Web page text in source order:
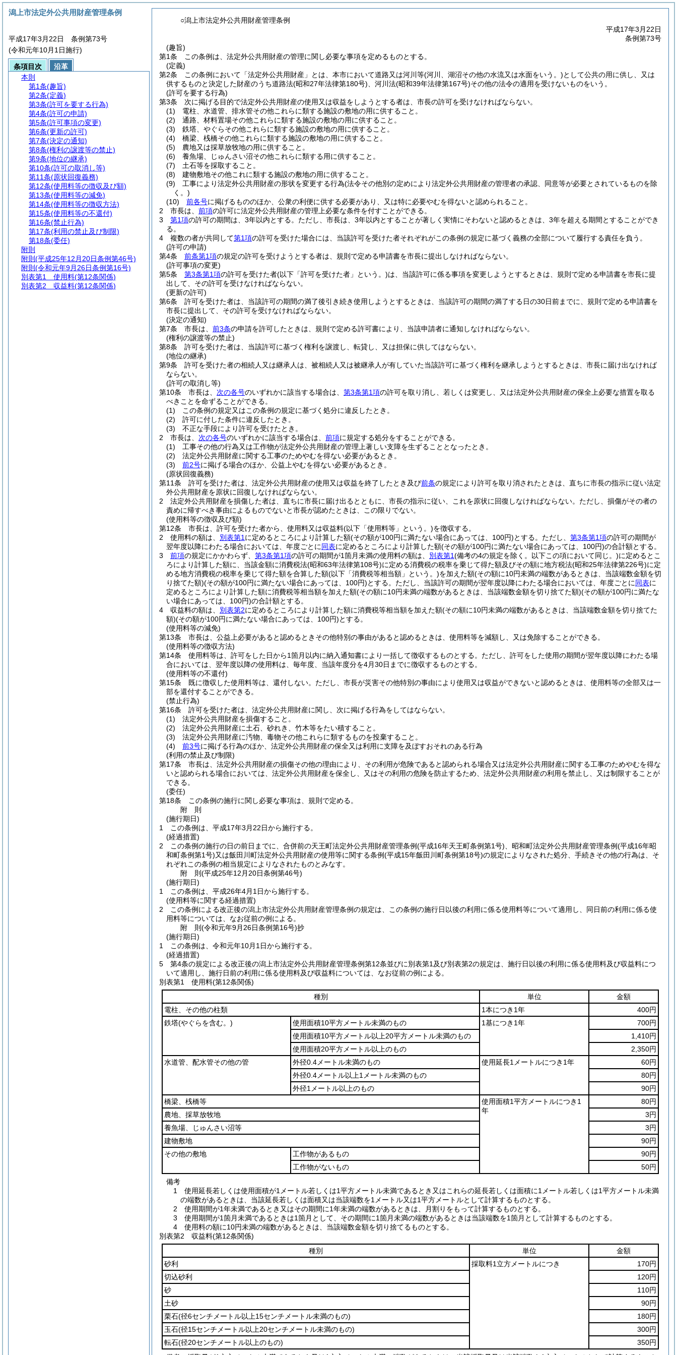
○潟上市法定外公共用財産管理条例
平成17年3月22日
条例第73号
(趣旨)
第1条
この条例は、法定外公共用財産の管理に関し必要な事項を定めるものとする。
(定義)
第2条
この条例において「法定外公共用財産」とは、本市において道路又は河川等(河川、湖沼その他の水流又は水面をいう。)として公共の用に供し、又は
供するものと決定した財産のうち道路法(昭和27年法律第180号) 、河川法(昭和39年法律第167号)その他の法令の適用を受けないものをいう。
(許可を要する行為)
第3条
次に掲げる目的で法定外公共用財産の使用又は収益をしようとする者は、市長の許可を受けなければならない。
(1)
電柱、水道管、排水管その他これらに類する施設の敷地の用に供すること。
(2)
通路、材料置場その他これらに類する施設の敷地の用に供すること。
(3)
鉄塔、やぐらその他これらに類する施設の敷地の用に供すること。
(4)
橋梁、桟橋その他これらに類する施設の敷地の用に供すること。
(5)
農地又は採草放牧地の用に供すること。
(6)
養魚場、じゅんさい沼その他これらに類する用に供すること。
(7)
土石等を採取すること。
(8)
建物敷地その他これに類する施設の敷地の用に供すること。
(9)
工事により法定外公共用財産の形状を変更する行為(法令その他別の定めにより法定外公共用財産の管理者の承認、同意等が必要とされているものを除
く。)
(10)
前各号に掲げるもののほか、公衆の利便に供する必要があり、又は特に必要やむを得ないと認められること。
2
市長は、 前項の許可に法定外公共用財産の管理上必要な条件を付すことができる。
3
第1項の許可の期間は、3年以内とする。 ただし、市長は、3年以内とすることが著しく実情にそわないと認めるときは、3年を超える期間とすることができ
る。
4
複数の者が共同して第1項の許可を受けた場合には、当該許可を受けた者それぞれがこの条例の規定に基づく義務の全部について履行する責任を負う。
(許可の申請)
第4条
前条第1項の規定の許可を受けようとする者は、規則で定める申請書を市長に提出しなければならない。
(許可事項の変更)
第5条
第3条第1項の許可を受けた者(以下「許可を受けた者」という。)は、当該許可に係る事項を変更しようとするときは、規則で定める申請書を市長に提
出して、その許可を受けなければならない。
(更新の許可)
第6条
許可を受けた者は、当該許可の期間の満了後引き続き使用しようとするときは、当該許可の期間の満了する日の30日前までに、規則で定める申請書を
市長に提出して、その許可を受けなければならない。
(決定の通知)
第7条
市長は、 前3条の申請を許可したときは、規則で定める許可書により、当該申請者に通知しなければならない。
(権利の譲渡等の禁止)
第8条
許可を受けた者は、当該許可に基づく権利を譲渡し、転貸し、又は担保に供してはならない。
(地位の継承)
第9条
許可を受けた者の相続人又は継承人は、被相続人又は被継承人が有していた当該許可に基づく権利を継承しようとするときは、市長に届け出なければ
ならない。
(許可の取消し等)
第10条
市長は、 次の各号のいずれかに該当する場合は、 第3条第1項の許可を取り消し、若しくは変更し、又は法定外公共用財産の保全上必要な措置を取る
べきことを命ずることができる。
(1)
この条例の規定又はこの条例の規定に基づく処分に違反したとき。
(2)
許可に付した条件に違反したとき。
(3)
不正な手段により許可を受けたとき。
2
市長は、 次の各号のいずれかに該当する場合は、 前項に規定する処分をすることができる。
(1)
工事その他の行為又は工作物が法定外公共用財産の管理上著しい支障を生ずることとなったとき。
(2)
法定外公共用財産に関する工事のためやむを得ない必要があるとき。
(3)
前2号に掲げる場合のほか、公益上やむを得ない必要があるとき。
(原状回復義務)
第11条
許可を受けた者は、法定外公共用財産の使用又は収益を終了したとき及び前条の規定により許可を取り消されたときは、直ちに市長の指示に従い法定
外公共用財産を原状に回復しなければならない。
2
法定外公共用財産を損傷した者は、直ちに市長に届け出るとともに、市長の指示に従い、これを原状に回復しなければならない。 ただし、損傷がその者の
責めに帰すべき事由によるものでないと市長が認めたときは、この限りでない。
(使用料等の徴収及び額)
第12条
市長は、許可を受けた者から、使用料又は収益料(以下「使用料等」という。)を徴収する。
2
使用料の額は、 別表第1 に定めるところにより計算した額(その額が100円に満たない場合にあっては、100円)とする。 ただし、 第3条第1項の許可の期間が
翌年度以降にわたる場合においては、年度ごとに同表に定めるところにより計算した額(その額が100円に満たない場合にあっては、100円)の合計額とする。
3
前項の規定にかかわらず、 第3条第1項の許可の期間が1箇月未満の使用料の額は、 別表第1(備考の4の規定を除く。以下この項において同じ。)に定めるとこ
ろにより計算した額に、当該金額に消費税法(昭和63年法律第108号)に定める消費税の税率を乗じて得た額及びその額に地方税法(昭和25年法律第226号)に定
める地方消費税の税率を乗じて得た額を合算した額(以下「消費税等相当額」という。)を加えた額(その額に10円未満の端数があるときは、当該端数金額を切
り捨てた額)(その額が100円に満たない場合にあっては、100円)とする。 ただし、当該許可の期間が翌年度以降にわたる場合においては、年度ごとに同表に
定めるところにより計算した額に消費税等相当額を加えた額(その額に10円未満の端数があるときは、当該端数金額を切り捨てた額)(その額が100円に満たな
い場合にあっては、100円)の合計額とする。
4
収益料の額は、 別表第2に定めるところにより計算した額に消費税等相当額を加えた額(その額に10円未満の端数があるときは、当該端数金額を切り捨てた
額)(その額が100円に満たない場合にあっては、100円)とする。
(使用料等の減免)
第13条
市長は、公益上必要があると認めるときその他特別の事由があると認めるときは、使用料等を減額し、又は免除することができる。
(使用料等の徴収方法)
第14条
使用料等は、許可をした日から1箇月以内に納入通知書により一括して徴収するものとする。 ただし、許可をした使用の期間が翌年度以降にわたる場
合においては、翌年度以降の使用料は、毎年度、当該年度分を4月30日までに徴収するものとする。
(使用料等の不還付)
第15条
既に徴収した使用料等は、還付しない。 ただし、市長が災害その他特別の事由により使用又は収益ができないと認めるときは、使用料等の全部又は一
部を還付することができる。
(禁止行為)
第16条
許可を受けた者は、法定外公共用財産に関し、次に掲げる行為をしてはならない。
(1)
法定外公共用財産を損傷すること。
(2)
法定外公共用財産に土石、砂れき、竹木等をたい積すること。
(3)
法定外公共用財産に汚物、毒物その他これらに類するものを投棄すること。
(4)
前3号に掲げる行為のほか、法定外公共用財産の保全又は利用に支障を及ぼすおそれのある行為
(利用の禁止及び制限)
第17条
市長は、法定外公共用財産の損傷その他の理由により、その利用が危険であると認められる場合又は法定外公共用財産に関する工事のためやむを得な
いと認められる場合においては、法定外公共用財産を保全し、又はその利用の危険を防止するため、法定外公共用財産の利用を禁止し、又は制限することが
できる。
(委任)
第18条
この条例の施行に関し必要な事項は、規則で定める。
附 則
(施行期日)
1
この条例は、平成17年3月22日から施行する。
(経過措置)
2
この条例の施行の日の前日までに、合併前の天王町法定外公共用財産管理条例(平成16年天王町条例第1号) 、昭和町法定外公共用財産管理条例(平成16年昭
和町条例第1号)又は飯田川町法定外公共用財産の使用等に関する条例(平成15年飯田川町条例第18号)の規定によりなされた処分、手続きその他の行為は、そ
れぞれこの条例の相当規定によりなされたものとみなす。
附 則(平成25年12月20日条例第46号)
(施行期日)
1
この条例は、平成26年4月1日から施行する。
(使用料等に関する経過措置)
2
この条例による改正後の潟上市法定外公共用財産管理条例の規定は、この条例の施行日以後の利用に係る使用料等について適用し、同日前の利用に係る使
用料等については、なお従前の例による。
附 則(令和元年9月26日条例第16号)抄
(施行期日)
1
この条例は、令和元年10月1日から施行する。
(経過措置)
5
第4条の規定による改正後の潟上市法定外公共用財産管理条例第12条並びに別表第1及び別表第2の規定は、施行日以後の利用に係る使用料及び収益料につ
いて適用し、施行日前の利用に係る使用料及び収益料については、なお従前の例による。
別表第1
使用料(第12条関係)
種別
単位
金額
電柱、その他の柱類
1本につき1年
400円
鉄塔(やぐらを含む。) 使用面積10平方メートル未満のもの 1基につき1年
700円
使用面積10平方メートル以上20平方メートル未満のもの
1,410円
使用面積20平方メートル以上のもの
2,350円
水道管、配水管その他の管
外径0.4メートル未満のもの 使用延長1メートルにつき1年
60円
外径0.4メートル以上1メートル未満のもの
80円
外径1メートル以上のもの
90円
橋梁、桟橋等
使用面積1平方メートルにつき1
年
80円
農地、採草放牧地
3円
養魚場、じゅんさい沼等
3円
建物敷地
90円
その他の敷地
工作物があるもの
90円
工作物がないもの
50円
備考
1 使用延長若しくは使用面積が1メートル若しくは1平方メートル未満であるとき又はこれらの延長若しくは面積に1メートル若しくは1平方メートル未満
の端数があるときは、当該延長若しくは面積又は当該端数を1メートル又は1平方メートルとして計算するものとする。
2 使用期間が1年未満であるとき又はその期間に1年未満の端数があるときは、月割りをもって計算するものとする。
3 使用期間が1箇月未満であるときは1箇月として、その期間に1箇月未満の端数があるときは当該端数を1箇月として計算するものとする。
4 使用料の額に10円未満の端数があるときは、当該端数金額を切り捨てるものとする。
別表第2 収益料(第12条関係)
種別
単位
金額
砂利
採取料1立方メートルにつき
170円
切込砂利
120円
砂
110円
土砂
90円
栗石(径6センチメートル以上15センチメートル未満のもの)
180円
玉石(径15センチメートル以上20センチメートル未満のもの)
300円
転石(径20センチメートル以上のもの)
350円
潟上市法定外公共用財産管理条例
平成17年3月22日 条例第73号
(令和元年10月1日施行)
条項目次
沿革
本則
第1条(趣旨)
第2条(定義)
第3条(許可を要する行為)
第4条(許可の申請)
第5条(許可事項の変更)
第6条(更新の許可)
第7条(決定の通知)
第8条(権利の譲渡等の禁止)
第9条(地位の継承)
第10条(許可の取消し等)
第11条(原状回復義務)
第12条(使用料等の徴収及び額)
第13条(使用料等の減免)
第14条(使用料等の徴収方法)
第15条(使用料等の不還付)
第16条(禁止行為)
第17条(利用の禁止及び制限)
第18条(委任)
附則
附則 (平成25年12月20日条例第46号)
附則 (令和元年9月26日条例第16号)
別表第1
使用料(第12条関係)
別表第2 収益料(第12条関係)